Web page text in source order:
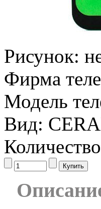
Рисунок:
Фирма
Модель
Вид: